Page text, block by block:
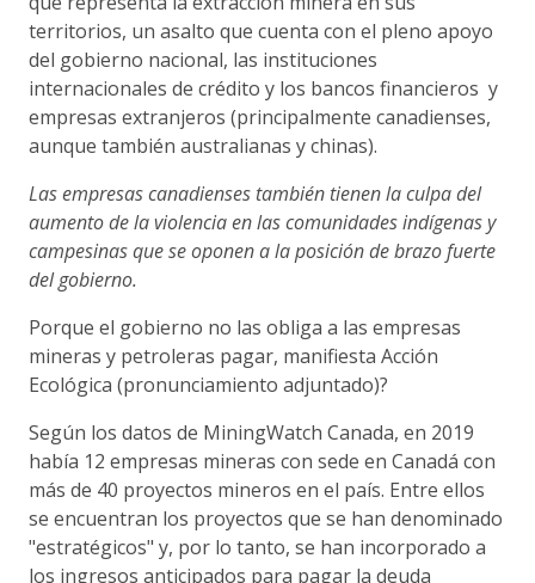
territorios, un asalto que cuenta con el pleno apoyo
del gobierno nacional, las instituciones
internacionales de crédito y los bancos financieros y
empresas extranjeros (principalmente canadienses,
aunque también australianas y chinas).
Las empresas canadienses también tienen la culpa del
aumento de la violencia en las comunidades indígenas y
campesinas que se oponen a la posición de brazo fuerte
del gobierno.
Porque el gobierno no las obliga a las empresas
mineras y petroleras pagar, manifiesta Acción
Ecológica (pronunciamiento adjuntado)?
Según los datos de MiningWatch Canada, en 2019
había 12 empresas mineras con sede en Canadá con
más de 40 proyectos mineros en el país. Entre ellos
se encuentran los proyectos que se han denominado
"estratégicos" y, por lo tanto, se han incorporado a
los ingresos anticipados para pagar la deuda